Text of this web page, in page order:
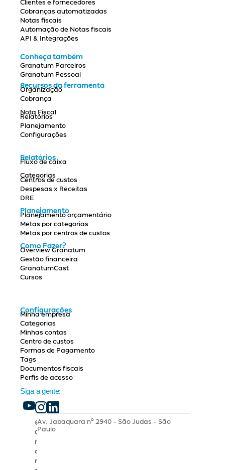
Clientes e fornecedores
Cobranças automatizadas
Notas fiscais
Automação de Notas fiscais
API & Integrações
Conheça também
Granatum Parceiros
Granatum Pessoal
Recursos da ferramenta
Organização
Cobrança
Nota Fiscal
Relatórios
Planejamento
Configurações
Relatórios
Fluxo de caixa
Categorias
Centros de custos
Despesas x Receitas
DRE
Planejamento
Planejamento orçamentário
Metas por categorias
Metas por centros de custos
Como Fazer?
Overview Granatum
Gestão financeira
GranatumCast
Cursos
Configurações
Minha empresa
Categorias
Minhas contas
Centro de custos
Formas de Pagamento
Tags
Documentos fiscais
Perfis de acesso
Siga a gente:
©
G
r
a
n
Av. Jabaquara nº 2940 - São Judas - São
Paulo